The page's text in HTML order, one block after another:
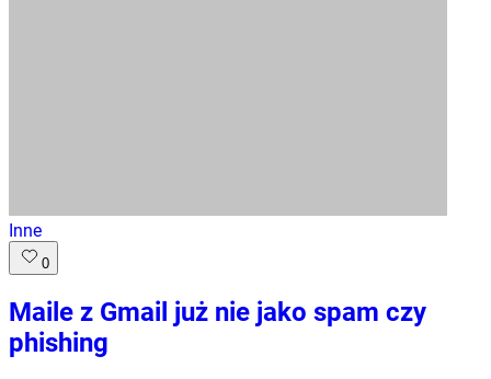
Inne
0
Maile z Gmail już nie jako spam czy
phishing